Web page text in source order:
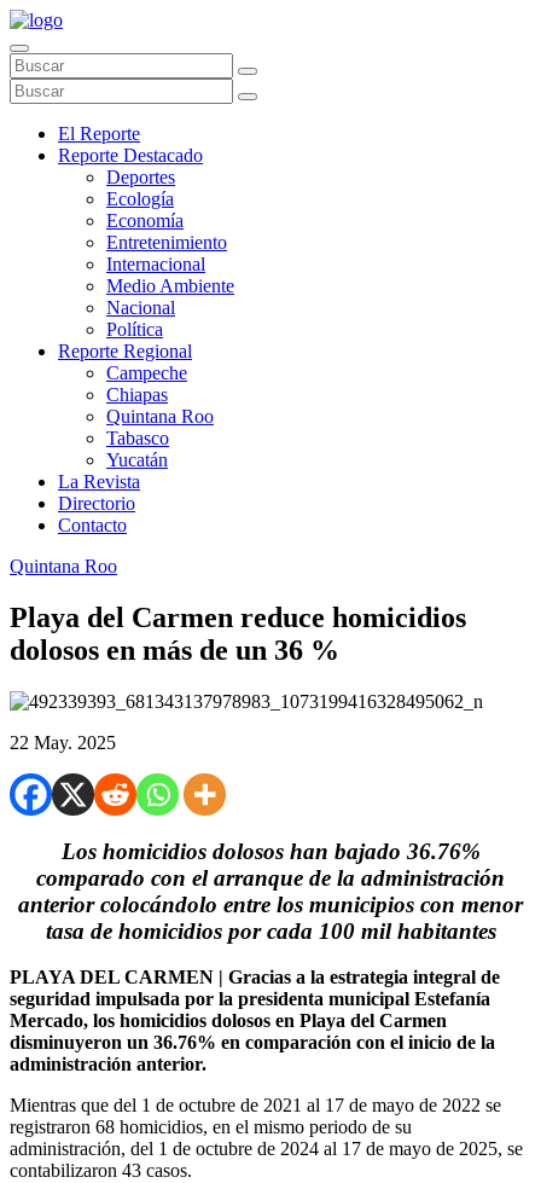
El Reporte
Reporte Destacado
Deportes
Ecología
Economía
Entretenimiento
Internacional
Medio Ambiente
Nacional
Política
Reporte Regional
Campeche
Chiapas
Quintana Roo
Tabasco
Yucatán
La Revista
Directorio
Contacto
Quintana Roo
Playa del Carmen reduce homicidios
dolosos en más de un 36 %
22 May. 2025
Los homicidios dolosos han bajado 36.76%
comparado con el arranque de la administración
anterior colocándolo entre los municipios con menor
tasa de homicidios por cada 100 mil habitantes
PLAYA DEL CARMEN | Gracias a la estrategia integral de
seguridad impulsada por la presidenta municipal Estefanía
Mercado, los homicidios dolosos en Playa del Carmen
disminuyeron un 36.76% en comparación con el inicio de la
administración anterior.
Mientras que del 1 de octubre de 2021 al 17 de mayo de 2022 se
registraron 68 homicidios, en el mismo periodo de su
administración, del 1 de octubre de 2024 al 17 de mayo de 2025, se
contabilizaron 43 casos.